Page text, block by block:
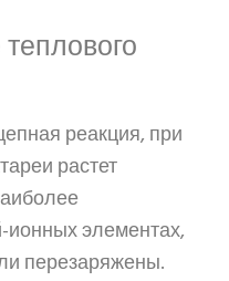
реакция, при
растет
ионных элементах,
перезаряжены.